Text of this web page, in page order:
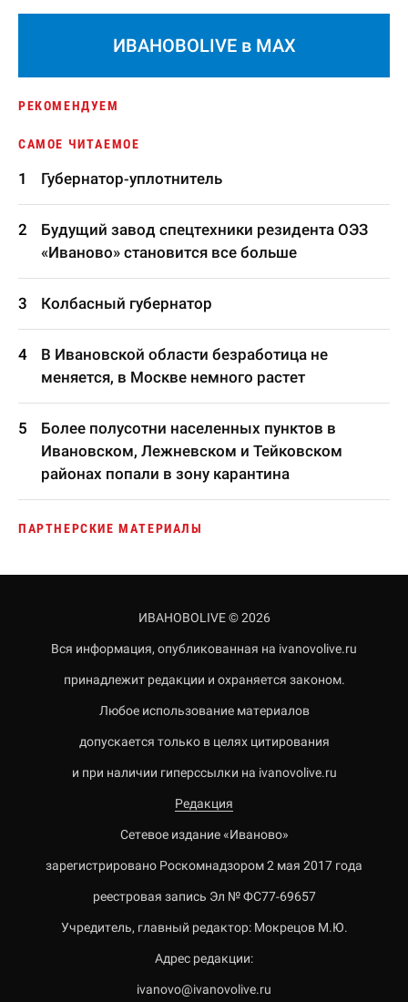
ИВАНОВОLIVE в MAX
РЕКОМЕНДУЕМ
САМОЕ ЧИТАЕМОЕ
Губернатор-уплотнитель
Будущий завод спецтехники резидента ОЭЗ
«Иваново» становится все больше
Колбасный губернатор
В Ивановской области безработица не
меняется, в Москве немного растет
Более полусотни населенных пунктов в
Ивановском, Лежневском и Тейковском
районах попали в зону карантина
ПАРТНЕРСКИЕ МАТЕРИАЛЫ
ИВАНОВОLIVE © 2026
Вся информация, опубликованная на ivanovolive.ru
принадлежит редакции и охраняется законом.
Любое использование материалов
допускается только в целях цитирования
и при наличии гиперссылки на ivanovolive.ru
Редакция
Сетевое издание «Иваново»
зарегистрировано Роскомнадзором 2 мая 2017 года
реестровая запись Эл № ФС77-69657
Учредитель, главный редактор: Мокрецов М.Ю.
Адрес редакции:
ivanovo@ivanovolive.ru